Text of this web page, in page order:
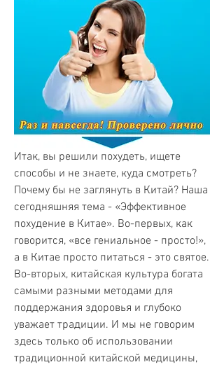
Итак, вы решили похудеть, ищете
способы и не знаете, куда смотреть?
Почему бы не заглянуть в Китай? Наша
сегодняшняя тема - «Эффективное
похудение в Китае». Во-первых, как
говорится, «все гениальное - просто!»,
а в Китае просто питаться - это святое.
Во-вторых, китайская культура богата
самыми разными методами для
поддержания здоровья и глубоко
уважает традиции. И мы не говорим
здесь только об использовании
традиционной китайской медицины,